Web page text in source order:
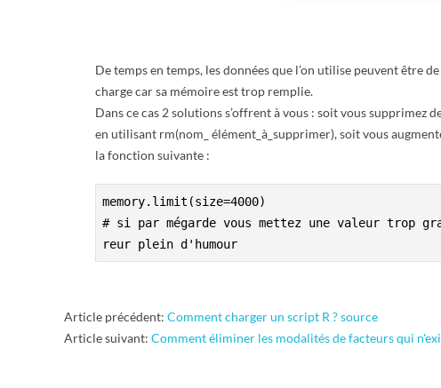
T
De temps en temps, les données que l’on utilise peuvent être
charge car sa mémoire est trop remplie.
Dans ce cas 2 solutions s’offrent à vous : soit vous supprimez
en utilisant rm(nom_ élément_à_supprimer), soit vous
la fonction suivante :
memory.limit(size=4000)
# si par mégarde vous mettez une valeur trop
reur plein d'humour
2011-
12-
Article précédent: Comment charger un script R ? source
Article suivant: Comment éliminer les modalités de facteurs qui